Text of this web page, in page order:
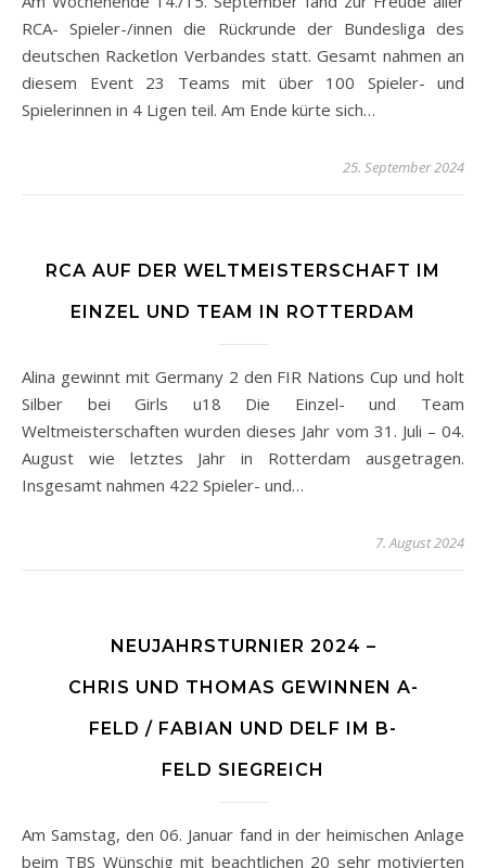
RCA- Spieler-/innen die Rückrunde der Bundesliga des
deutschen Racketlon Verbandes statt. Gesamt nahmen an
diesem Event 23 Teams mit über 100 Spieler- und
Spielerinnen in 4 Ligen teil. Am Ende kürte sich…
25. September 2024
RCA AUF DER WELTMEISTERSCHAFT IM
EINZEL UND TEAM IN ROTTERDAM
Alina gewinnt mit Germany 2 den FIR Nations Cup und holt
Silber bei Girls u18 Die Einzel- und Team
Weltmeisterschaften wurden dieses Jahr vom 31. Juli – 04.
August wie letztes Jahr in Rotterdam ausgetragen.
Insgesamt nahmen 422 Spieler- und…
7. August 2024
NEUJAHRSTURNIER 2024 –
CHRIS UND THOMAS GEWINNEN A-
FELD / FABIAN UND DELF IM B-
FELD SIEGREICH
Am Samstag, den 06. Januar fand in der heimischen Anlage
beim TBS Wünschig mit beachtlichen 20 sehr motivierten